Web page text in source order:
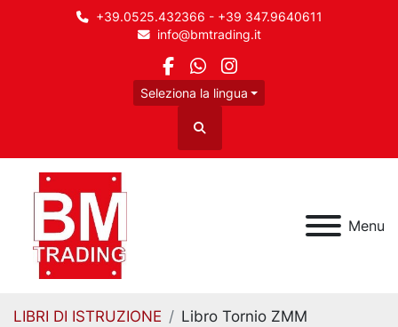
+39.0525.432366 - +39 347.9640611
info@bmtrading.it
facebook
whatsapp
instagram
Seleziona la lingua
Cerca
Menu
LIBRI DI ISTRUZIONE Libro Tornio ZMM